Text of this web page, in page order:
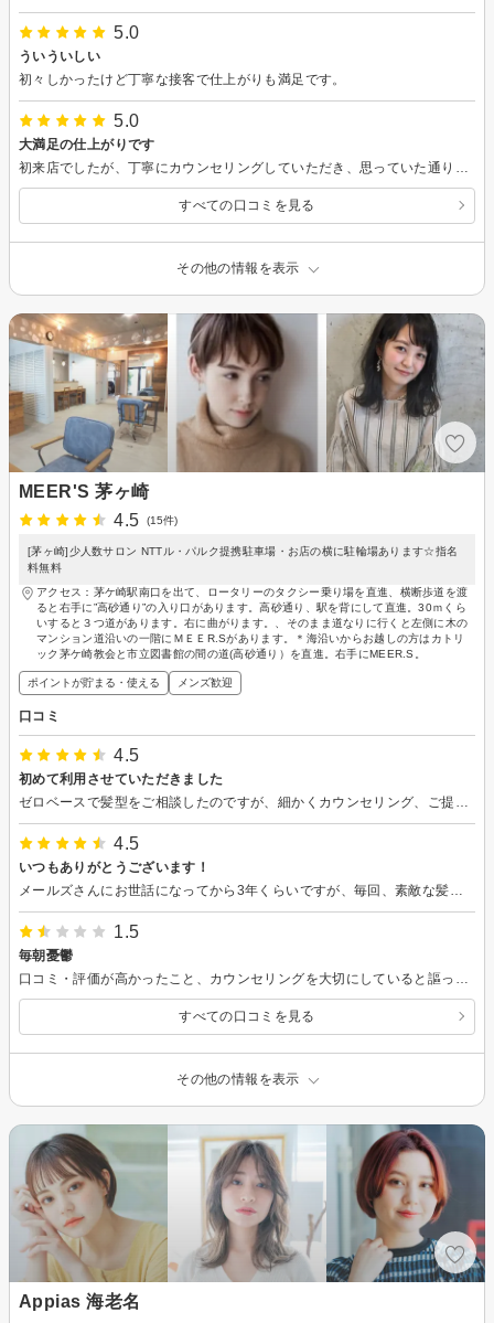
5.0
ういういしい
初々しかったけど丁寧な接客で仕上がりも満足です。
5.0
大満足の仕上がりです
すべての口コミを見る
その他の情報を表示
MEER'S 茅ヶ崎
4.5
(15件)
[茅ヶ崎]少人数サロン NTTル・パルク提携駐車場・お店の横に駐輪場あります☆指名
料無料
アクセス：茅ケ崎駅南口を出て、ロータリーのタクシー乗り場を直進、横断歩道を渡
ると右手に”高砂通り”の入り口があります。高砂通り、駅を背にして直進。30ｍくら
いすると３つ道があります。右に曲がります。、そのまま道なりに行くと左側に木の
マンション道沿いの一階にＭＥＥR.Sがあります。＊海沿いからお越しの方はカトリ
ック茅ケ崎教会と市立図書館の間の道(高砂通り）を直進。右手にMEER.S。
ポイントが貯まる・使える メンズ歓迎
口コミ
4.5
初めて利用させていただきました
4.5
いつもありがとうございます！
1.5
毎朝憂鬱
すべての口コミを見る
その他の情報を表示
Appias 海老名